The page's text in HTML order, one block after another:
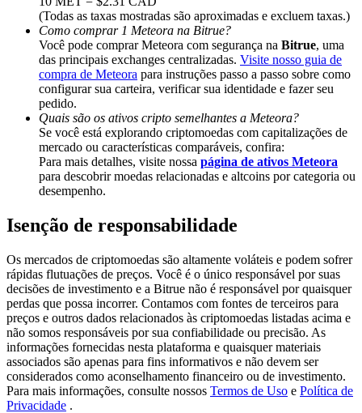
BTC Welcome Rewards
Deposit & Trade BTC to Share 25000 USDT prize pool!
Deposit CASHCAT & Win
Share 500000 CASHCAT prize pool
Exclusive for BitMart Users
Register & Trade to Win 500,000 USDT
Precious Metals Trading Carnival
Trade Gold & Silver · 33,333 USDT Bonus
(Todas as taxas mostradas são aproximadas e excluem taxas.)
Como comprar 1 Meteora na Bitrue?
Você pode comprar Meteora com segurança na Bitrue, uma
das principais exchanges centralizadas. Visite nosso guia de
compra de Meteora para instruções passo a passo sobre como
configurar sua carteira, verificar sua identidade e fazer seu
pedido.
Quais são os ativos cripto semelhantes a Meteora?
Se você está explorando criptomoedas com capitalizações de
mercado ou características comparáveis, confira:
Para mais detalhes, visite nossa página de ativos Meteora
para descobrir moedas relacionadas e altcoins por categoria ou
desempenho.
Isenção de responsabilidade
Os mercados de criptomoedas são altamente voláteis e podem sofrer
rápidas flutuações de preços. Você é o único responsável por suas
decisões de investimento e a Bitrue não é responsável por quaisquer
perdas que possa incorrer. Contamos com fontes de terceiros para
preços e outros dados relacionados às criptomoedas listadas acima e
não somos responsáveis por sua confiabilidade ou precisão. As
informações fornecidas nesta plataforma e quaisquer materiais
associados são apenas para fins informativos e não devem ser
considerados como aconselhamento financeiro ou de investimento.
Para mais informações, consulte nossos Termos de Uso e Política de
Privacidade .